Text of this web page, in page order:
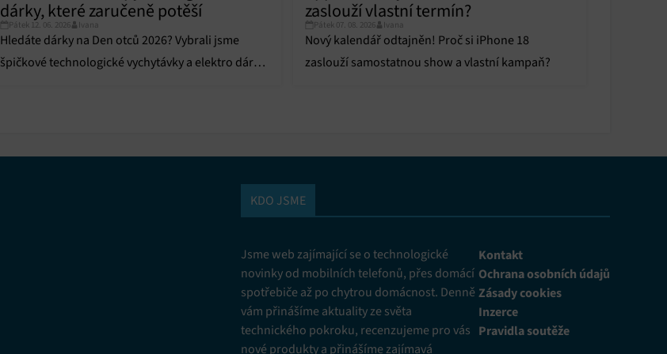
dárky, které zaručeně potěší
Pátek 12. 06. 2026 Ivana
Hledáte dárky na Den otců 2026? Vybrali jsme
špičkové technologické vychytávky a elektro dárky,
zaslouží vlastní termín?
Pátek 07. 08. 2026 Ivana
Nový kalendář odtajněn! Proč si iPhone 18
zaslouží samostatnou show a vlastní kampaň?
KDO JSME
Jsme web zajímající se o technologické
novinky od mobilních telefonů, přes domácí
spotřebiče až po chytrou domácnost. Denně
vám přinášíme aktuality ze světa
technického pokroku, recenzujeme pro vás
nové produkty a přinášíme zajímavá
Kontakt
Ochrana osobních údajů
Zásady cookies
Inzerce
Pravidla soutěže